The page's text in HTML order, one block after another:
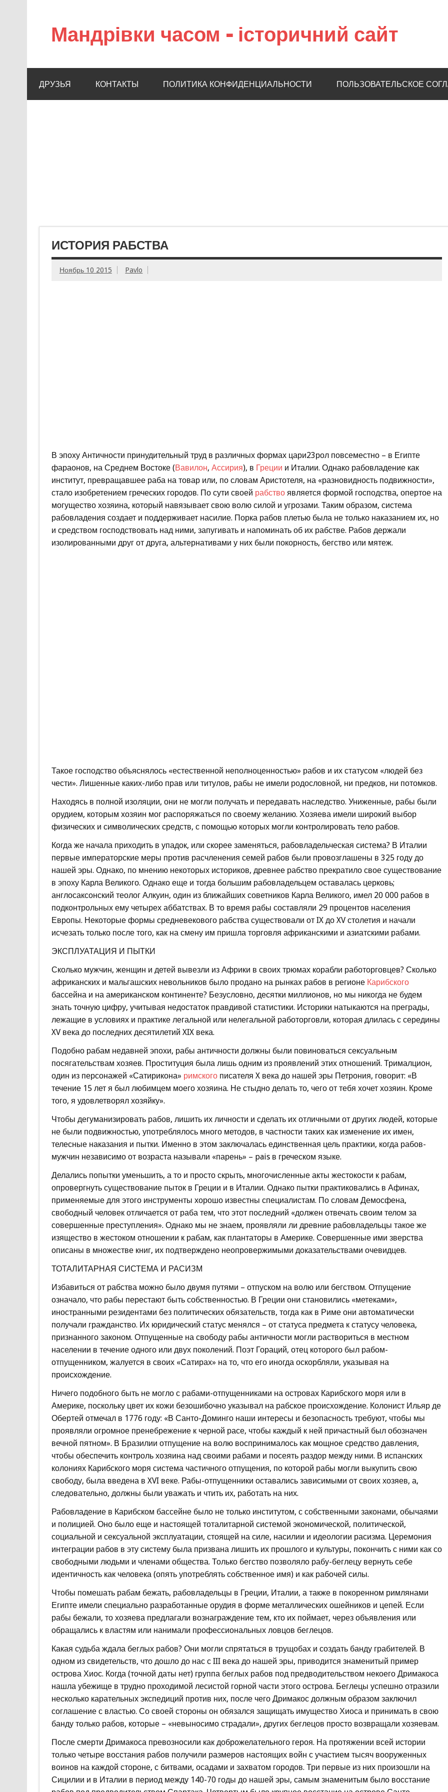
Мандрівки часом – історичний сайт
ДРУЗЬЯ КОНТАКТЫ ПОЛИТИКА КОНФИДЕНЦИАЛЬНОСТИ ПОЛЬЗОВАТЕЛЬСКОЕ
ИСТОРИЯ РАБСТВА
Ноябрь 10 2015 Pavlo
В эпоху Античности принудительный труд в различных формах цари23рол повсеместно – в Египте
фараонов, на Среднем Востоке (Вавилон, Ассирия), в Греции и Италии. Однако рабовладение как
институт, превращавшее раба на товар или, по словам Аристотеля, на «разновидность подвижности»,
стало изобретением греческих городов. По сути своей рабствоявляется формой господства, опертое на
могущество хозяина, который навязывает свою волю силой и угрозами. Таким образом, система
рабовладения создает и поддерживает насилие. Порка рабов плетью была не только наказанием их, но
и средством господствовать над ними, запугивать и напоминать об их рабстве. Рабов держали
изолированными друг от друга, альтернативами у них были покорность, бегство или мятеж.
Такое господство объяснялось «естественной неполноценностью» рабов и их статусом «людей без
чести». Лишенные каких-либо прав или титулов, рабы не имели родословной, ни предков, ни потомков.
Находясь в полной изоляции, они не могли получать и передавать наследство. Униженные, рабы были
орудием, которым хозяин мог распоряжаться по своему желанию. Хозяева имели широкий выбор
физических и символических средств, с помощью которых могли контролировать тело рабов.
Когда же начала приходить в упадок, или скорее заменяться, рабовладельческая система? В Италии
первые императорские меры против расчленения семей рабов были провозглашены в 325 году до
нашей эры. Однако, по мнению некоторых историков, древнее рабство прекратило свое существование
в эпоху Карла Великого. Однако еще и тогда большим рабовладельцем оставалась церковь;
англосаксонский теолог Алкуин, один из ближайших советников Карла Великого, имел 20 000 рабов в
подконтрольных ему четырех аббатствах. В то время рабы составляли 29 процентов населения
Европы. Некоторые формы средневекового рабства существовали от IX до XV столетия и начали
исчезать только после того, как на смену им пришла торговля африканскими и азиатскими рабами.
ЭКСПЛУАТАЦИЯ И ПЫТКИ
Сколько мужчин, женщин и детей вывезли из Африки в своих трюмах корабли работорговцев? Сколько
африканских и мальгашских невольников было продано на рынках рабов в регионе Карибского
бассейна и на американском континенте? Безусловно, десятки миллионов, но мы никогда не будем
знать точную цифру, учитывая недостаток правдивой статистики. Историки натыкаются на преграды,
лежащие в условиях и практике легальной или нелегальной работорговли, которая длилась с середины
XV века до последних десятилетий XIX века.
Подобно рабам недавней эпохи, рабы античности должны были повиноваться сексуальным
посягательствам хозяев. Проституция была лишь одним из проявлений этих отношений. Трималцион,
один из персонажей «Сатирикона» римскогописателя X века до нашей эры Петрония, говорит: «В
течение 15 лет я был любимцем моего хозяина. Не стыдно делать то, чего от тебя хочет хозяин. Кроме
того, я удовлетворял хозяйку».
Чтобы дегуманизировать рабов, лишить их личности и сделать их отличными от других людей, которые
не были подвижностью, употреблялось много методов, в частности таких как изменение их имен,
телесные наказания и пытки. Именно в этом заключалась единственная цель практики, когда рабов-
мужчин независимо от возраста называли «парень» – pais в греческом языке.
Делались попытки уменьшить, а то и просто скрыть, многочисленные акты жестокости к рабам,
опровергнуть существование пыток в Греции и в Италии. Однако пытки практиковались в Афинах,
применяемые для этого инструменты хорошо известны специалистам. По словам Демосфена,
свободный человек отличается от раба тем, что этот последний «должен отвечать своим телом за
совершенные преступления». Однако мы не знаем, проявляли ли древние рабовладельцы такое же
изящество в жестоком отношении к рабам, как плантаторы в Америке. Совершенные ими зверства
описаны в множестве книг, их подтверждено неопровержимыми доказательствами очевидцев.
ТОТАЛИТАРНАЯ СИСТЕМА И РАСИЗМ
Избавиться от рабства можно было двумя путями – отпуском на волю или бегством. Отпущение
означало, что рабы перестают быть собственностью. В Греции они становились «метеками»,
иностранными резидентами без политических обязательств, тогда как в Риме они автоматически
получали гражданство. Их юридический статус менялся – от статуса предмета к статусу человека,
признанного законом. Отпущенные на свободу рабы античности могли раствориться в местном
населении в течение одного или двух поколений. Поэт Гораций, отец которого был рабом-
отпущенником, жалуется в своих «Сатирах» на то, что его иногда оскорбляли, указывая на
происхождение.
Ничего подобного быть не могло с рабами-отпущенниками на островах Карибского моря или в
Америке, поскольку цвет их кожи безошибочно указывал на рабское происхождение. Колонист Ильяр де
Обертей отмечал в 1776 году: «В Санто-Доминго наши интересы и безопасность требуют, чтобы мы
проявляли огромное пренебрежение к черной расе, чтобы каждый к ней причастный был обозначен
вечной пятном». В Бразилии отпущение на волю воспринималось как мощное средство давления,
чтобы обеспечить контроль хозяина над своими рабами и посеять раздор между ними. В испанских
колониях Карибского моря система частичного отпущения, по которой рабы могли выкупить свою
свободу, была введена в XVI веке. Рабы-отпущенники оставались зависимыми от своих хозяев, а,
следовательно, должны были уважать и чтить их, работать на них.
Рабовладение в Карибском бассейне было не только институтом, с собственными законами, обычаями
и полицией. Оно было еще и настоящей тоталитарной системой экономической, политической,
социальной и сексуальной эксплуатации, стоящей на силе, насилии и идеологии расизма. Церемония
интеграции рабов в эту систему была призвана лишить их прошлого и культуры, покончить с ними как со
свободными людьми и членами общества. Только бегство позволяло рабу-беглецу вернуть себе
идентичность как человека (опять употреблять собственное имя) и как рабочей силы.
Чтобы помешать рабам бежать, рабовладельцы в Греции, Италии, а также в покоренном римлянами
Египте имели специально разработанные орудия в форме металлических ошейников и цепей. Если
рабы бежали, то хозяева предлагали вознаграждение тем, кто их поймает, через объявления или
обращались к властям или нанимали профессиональных ловцов беглецов.
Какая судьба ждала беглых рабов? Они могли спрятаться в трущобах и создать банду грабителей. В
одном из свидетельств, что дошло до нас с III века до нашей эры, приводится знаменитый пример
острова Хиос. Когда (точной даты нет) группа беглых рабов под предводительством некоего Дримакоса
нашла убежище в трудно проходимой лесистой горной части этого острова. Беглецы успешно отразили
несколько карательных экспедиций против них, после чего Дримакос должным образом заключил
соглашение с властью. Со своей стороны он обязался защищать имущество Хиоса и принимать в свою
банду только рабов, которые – «невыносимо страдали», других беглецов просто возвращали хозяевам.
После смерти Дримакоса превозносили как доброжелательного героя. На протяжении всей истории
только четыре восстания рабов получили размеров настоящих войн с участием тысяч вооруженных
воинов на каждой стороне, с битвами, осадами и захватом городов. Три первые из них произошли на
Сицилии и в Италии в период между 140-70 годы до нашей эры, самым знаменитым было восстание